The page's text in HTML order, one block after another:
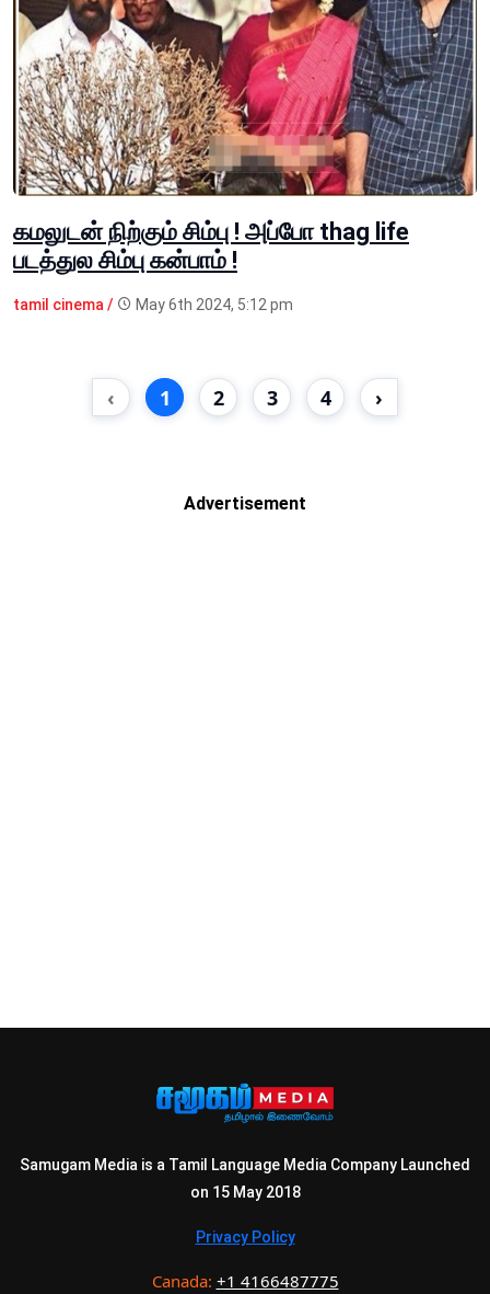
கமலுடன் நிற்கும் சிம்பு ! அப்போ thag life
படத்துல சிம்பு கன்பாம் !
tamil cinema / May 6th 2024, 5:12 pm
‹ 1 2 3 4 ›
Advertisement
Samugam Media is a Tamil Language Media Company Launched
on 15 May 2018
Privacy Policy
Canada: +1 4166487775